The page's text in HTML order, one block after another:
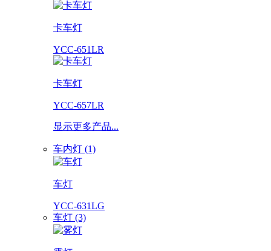
卡车灯
YCC-651LR
卡车灯
YCC-657LR
显示更多产品...
车内灯 (1)
车灯
YCC-631LG
车灯 (3)